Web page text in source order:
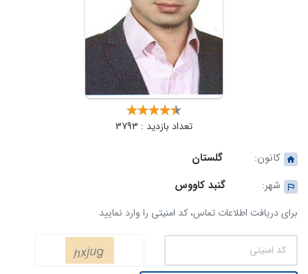
تعداد بازدید : 3793
کانون:
گلستان
شهر:
گنبد کاووس
برای دریافت اطلاعات تماس، کد امنیتی را وارد نمایید